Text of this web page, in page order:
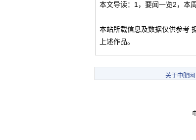
本文导读：1，要闻一览2，本
本站所载信息及数据仅供参考
上述作品。
关于中肥网